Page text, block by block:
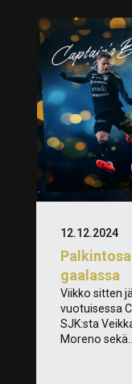
gaalassa
12.12.2024
Viikko sitten
vuotuisessa
SJK:sta
Moreno sekä...